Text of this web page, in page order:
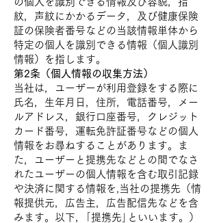
紋，声紋にかかるデータ，及び健康保険
証の保険者番号などの当該情報単体から
特定の個人を識別できる情報（個人識別
情報）を指します。
第2条（個人情報の収集方法）
当社は，ユーザーが利用登録をする際に
氏名，生年月日，住所，電話番号，メー
ルアドレス，銀行口座番号，クレジット
カード番号，運転免許証番号などの個人
情報をお尋ねすることがあります。ま
た，ユーザーと提携先などとの間でなさ
れたユーザーの個人情報を含む取引記録
や決済に関する情報を,当社の提携先（情
報提供元，広告主，広告配信先などを含
みます。以下，｢提携先｣といいます。）